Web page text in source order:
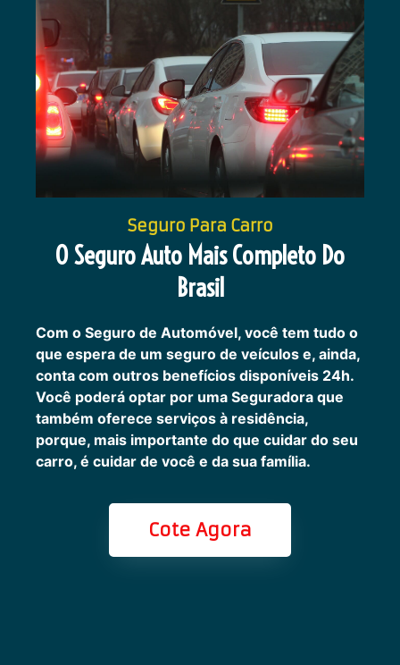
Seguro Para Carro
O Seguro Auto Mais Completo Do
Brasil
Com o Seguro de Automóvel, você tem tudo o
que espera de um seguro de veículos e, ainda,
conta com outros benefícios disponíveis 24h.
Você poderá optar por uma Seguradora que
também oferece serviços à residência,
porque, mais importante do que cuidar do seu
carro, é cuidar de você e da sua família.
Cote Agora